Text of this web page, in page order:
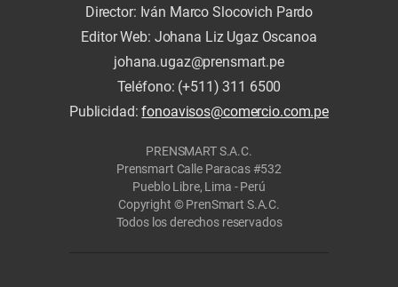
Director: Iván Marco Slocovich Pardo
Editor Web: Johana Liz Ugaz Oscanoa
johana.ugaz@prensmart.pe
Teléfono: (+511) 311 6500
Publicidad:fonoavisos@comercio.com.pe
PRENSMART S.A.C.
Prensmart Calle Paracas #532
Pueblo Libre, Lima - Perú
Copyright © PrenSmart S.A.C.
Todos los derechos reservados